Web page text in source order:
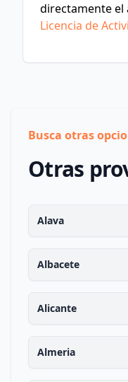
directamente el
Licencia de
Busca otras
Otras
Alava
Albacete
Alicante
Almeria